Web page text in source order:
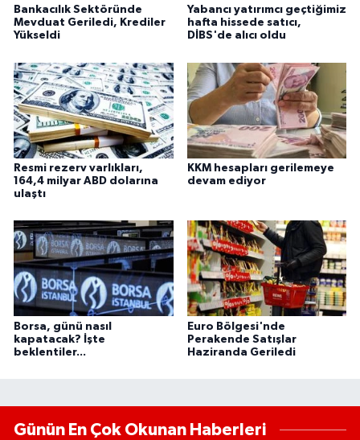
Bankacılık Sektöründe
Mevduat Geriledi, Krediler
Yükseldi
Yabancı yatırımcı geçtiğimiz
hafta hissede satıcı,
DİBS'de alıcı oldu
Resmi rezerv varlıkları,
164,4 milyar ABD dolarına
ulaştı
KKM hesapları gerilemeye
devam ediyor
Borsa, günü nasıl
kapatacak? İşte
beklentiler...
Euro Bölgesi'nde
Perakende Satışlar
Haziranda Geriledi
Günün En Çok Okunan Haberleri